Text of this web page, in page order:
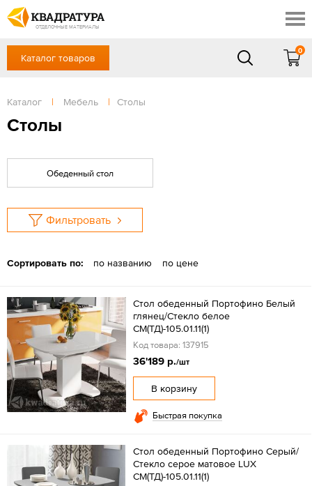
ОТДЕЛОЧНЫЕ МАТЕРИАЛЫ
Скидки
Акции
Готовые решения
Доставка и оплата
Отзывы
+7 (861) 212-10-58
Сб, Вс — выходной
ЗАКАЗАТЬ ЗВОНОК
Каталог товаров
0
Каталог | Мебель | Столы
Столы
Обеденный стол
Фильтровать
Сортировать по: по названию по цене
Стол обеденный Портофино Белый
глянец/Стекло белое
СМ(ТД)-105.01.11(1)
Код товара: 137915
36'189 р./шт
В корзину
Быстрая покупка
Стол обеденный Портофино Серый/
Стекло серое матовое LUX
СМ(ТД)-105.01.11(1)